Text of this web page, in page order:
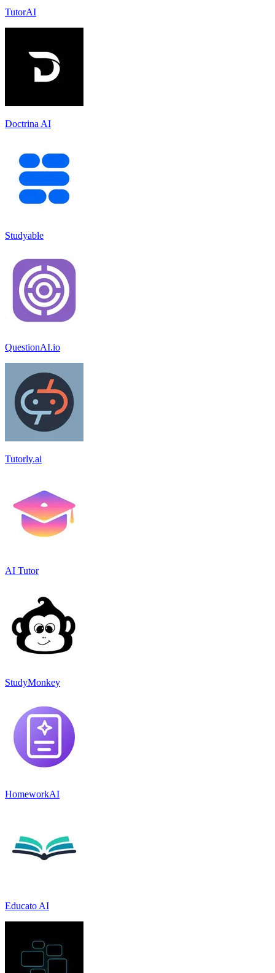
TutorAI
Doctrina AI
Studyable
QuestionAI.io
Tutorly.ai
AI Tutor
StudyMonkey
HomeworkAI
Educato AI